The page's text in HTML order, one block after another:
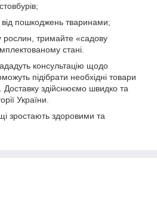
пошкоджень тваринами;
рослин, тримайте «садову
стані.
консультацію щодо
підібрати необхідні товари
здійснюємо швидко та
України.
зростають здоровими та